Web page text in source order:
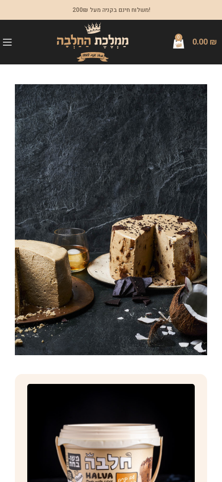
משלוח חינם בקניה מעל 200₪!
0 0.00 ₪